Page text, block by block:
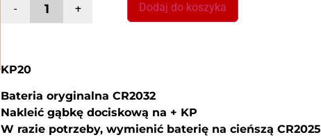
- + Dodaj do koszyka
KP20
Bateria oryginalna CR2032
Nakleić gąbkę dociskową na + KP
W razie potrzeby, wymienić baterię na cieńszą CR2025